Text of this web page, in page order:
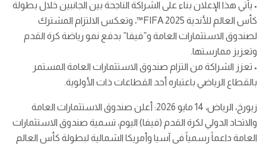
• يأتي هذا الإعلان بناء على الشراكة الناجحة بين الجانبين خلال بطولة
كأس العالم للأندية FIFA 2025™️، وتعكس الالتزام المشترك
لصندوق الاستثمارات العامة و”فيفا” بدفع نمو رياضة كرة القدم
وتعزيز ممارستها.
• تعزز الشراكة من التزام صندوق الاستثمارات العامة المستمر
بالقطاع الرياضي باعتباره أحد القطاعات ذات الأولوية.
زيورخ، الرياض، 14 مايو 2026: أعلن صندوق الاستثمارات العامة
والاتحاد الدولي لكرة القدم (فيفا) اليوم، تسمية صندوق الاستثمارات
العامة داعماً رسمياً في آسيا وأمريكا الشمالية لبطولة كأس العالم